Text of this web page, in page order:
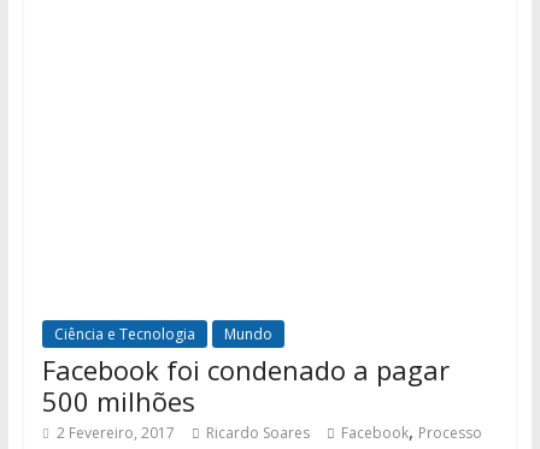
Ciência e Tecnologia Mundo
Facebook foi condenado a pagar
500 milhões
2 Fevereiro, 2017 Ricardo Soares Facebook, Processo